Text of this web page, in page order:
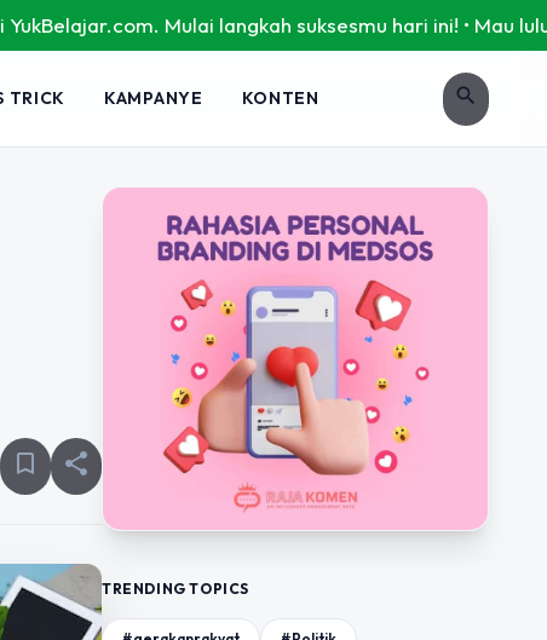
Mulai langkah suksesmu hari ini! • Mau lulus? Latih
TRICK KAMPANYE KONTEN search
bookmark_border share
TRENDING TOPICS